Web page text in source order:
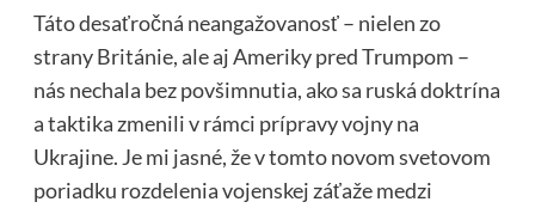
Táto desaťročná neangažovanosť – nielen zo
strany Británie, ale aj Ameriky pred Trumpom –
nás nechala bez povšimnutia, ako sa ruská doktrína
a taktika zmenili v rámci prípravy vojny na
Ukrajine. Je mi jasné, že v tomto novom svetovom
poriadku rozdelenia vojenskej záťaže medzi